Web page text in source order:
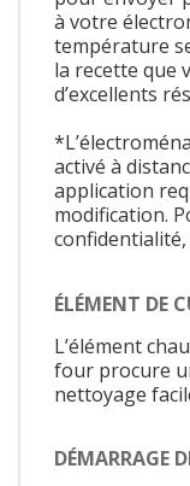
à votre
température
la recette que
d’excellents
activé à
application
modification.
ÉLÉMENT DE
L’élément
four procure
nettoyage
DÉMARRAGE